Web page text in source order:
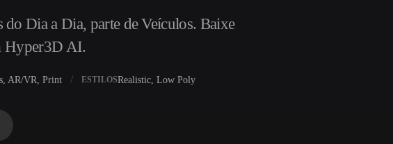
para 3D
Dia a Dia, parte de Veículos. Baixe
Hyper3D AI.
AR/VR, Print ESTILOSRealistic, Low Poly